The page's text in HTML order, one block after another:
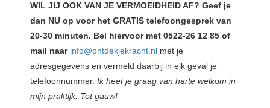
WIL JIJ OOK VAN JE VERMOEIDHEID AF? Geef je
dan NU op voor het GRATIS telefoongesprek van
20-30 minuten. Bel hiervoor met 0522-26 12 85 of
mail naar info@ontdekjekracht.nl met je
adresgegevens en vermeld daarbij in elk geval je
telefoonnummer. Ik heet je graag van harte welkom in
mijn praktijk. Tot gauw!